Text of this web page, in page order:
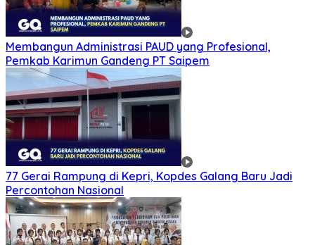
Membangun Administrasi PAUD yang Profesional,
Pemkab Karimun Gandeng PT Saipem
77 Gerai Rampung di Kepri, Kopdes Galang Baru Jadi
Percontohan Nasional